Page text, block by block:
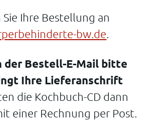
Ihre Bestellung an
bw.de
der Bestell-E-Mail bitte
Ihre Lieferanschrift
die Kochbuch-CD dann
einer Rechnung per Post.